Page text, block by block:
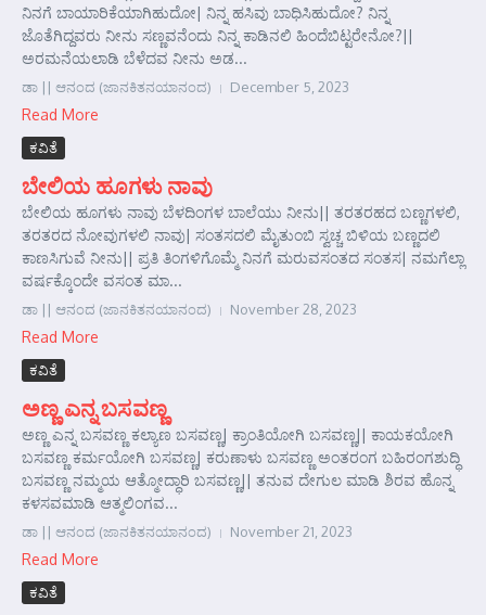
ನಿನಗೆ ಬಾಯಾರಿಕೆಯಾಗಿಹುದೋ| ನಿನ್ನ ಹಸಿವು ಬಾಧಿಸಿಹುದೋ? ನಿನ್ನ
ಜೊತೆಗಿದ್ದವರು ನೀನು ಸಣ್ಣವನೆಂದು ನಿನ್ನ ಕಾಡಿನಲಿ ಹಿಂದೆಬಿಟ್ಟರೇನೋ?||
ಅರಮನೆಯಲಾಡಿ ಬೆಳೆದವ ನೀನು ಅಡ...
ಡಾ || ಆನಂದ (ಜಾನಕಿತನಯಾನಂದ) December 5, 2023
Read More
ಕವಿತೆ
ಬೇಲಿಯ ಹೂಗಳು ನಾವು
ಬೇಲಿಯ ಹೂಗಳು ನಾವು ಬೆಳದಿಂಗಳ ಬಾಲೆಯು ನೀನು|| ತರತರಹದ ಬಣ್ಣಗಳಲಿ,
ತರತರದ ನೋವುಗಳಲಿ ನಾವು| ಸಂತಸದಲಿ ಮೈತುಂಬಿ ಸ್ವಚ್ಚ ಬಿಳಿಯ ಬಣ್ಣದಲಿ
ಕಾಣಸಿಗುವೆ ನೀನು|| ಪ್ರತಿ ತಿಂಗಳಿಗೊಮ್ಮೆ ನಿನಗೆ ಮರುವಸಂತದ ಸಂತಸ| ನಮಗೆಲ್ಲಾ
ವರ್ಷಕ್ಕೊಂದೇ ವಸಂತ ಮಾ...
ಡಾ || ಆನಂದ (ಜಾನಕಿತನಯಾನಂದ) November 28, 2023
Read More
ಕವಿತೆ
ಅಣ್ಣ ಎನ್ನ ಬಸವಣ್ಣ
ಅಣ್ಣ ಎನ್ನ ಬಸವಣ್ಣ ಕಲ್ಯಾಣ ಬಸವಣ್ಣ| ಕ್ರಾಂತಿಯೋಗಿ ಬಸವಣ್ಣ|| ಕಾಯಕಯೋಗಿ
ಬಸವಣ್ಣ ಕರ್ಮಯೋಗಿ ಬಸವಣ್ಣ| ಕರುಣಾಳು ಬಸವಣ್ಣ ಅಂತರಂಗ ಬಹಿರಂಗಶುದ್ಧಿ
ಬಸವಣ್ಣ ನಮ್ಮಯ ಆತ್ಮೋದ್ಧಾರಿ ಬಸವಣ್ಣ|| ತನುವ ದೇಗುಲ ಮಾಡಿ ಶಿರವ ಹೊನ್ನ
ಕಳಸವಮಾಡಿ ಆತ್ಮಲಿಂಗವ...
ಡಾ || ಆನಂದ (ಜಾನಕಿತನಯಾನಂದ) November 21, 2023
Read More
ಕವಿತೆ